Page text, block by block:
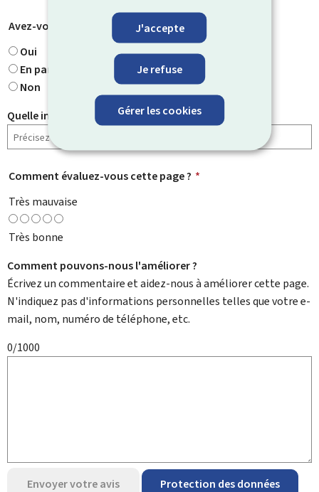
J'accepte
Je refuse
Gérer les cookies
Avez-vous trouvé ce que vous cherchiez ?
Oui
En partie
Non
Quelle information cherchiez-vous ?
Comment évaluez-vous cette page ? *
Très mauvaise
Très bonne
Comment pouvons-nous l'améliorer ?
Écrivez un commentaire et aidez-nous à améliorer cette page.
N'indiquez pas d'informations personnelles telles que votre e-
mail, nom, numéro de téléphone, etc.
0/1000
Envoyer votre avis Protection des données